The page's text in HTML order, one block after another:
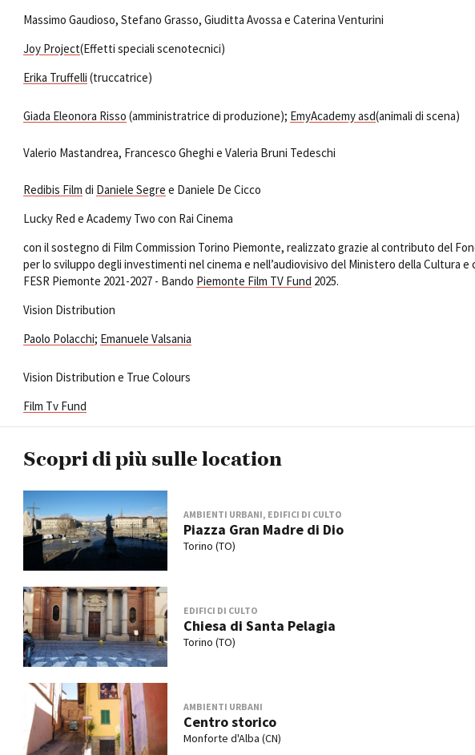
Massimo Gaudioso, Stefano Grasso, Giuditta Avossa e Caterina Venturini
Joy Project(Effetti speciali scenotecnici)
Erika Truffelli (truccatrice)
Giada Eleonora Risso (amministratrice di produzione); EmyAcademy asd(animali di scena)
Valerio Mastandrea, Francesco Gheghi e Valeria Bruni Tedeschi
Redibis Film di Daniele Segre e Daniele De Cicco
Lucky Red e Academy Two con Rai Cinema
con il sostegno di Film Commission Torino Piemonte, realizzato grazie al contributo del
per lo sviluppo degli investimenti nel cinema e nell’audiovisivo del Ministero della Cultura e
FESR Piemonte 2021-2027 - Bando Piemonte Film TV Fund 2025.
Vision Distribution
Paolo Polacchi; Emanuele Valsania
Vision Distribution e True Colours
Film Tv Fund
Scopri di più sulle location
AMBIENTI URBANI, EDIFICI DI CULTO
Piazza Gran Madre di Dio
Torino (TO)
EDIFICI DI CULTO
Chiesa di Santa Pelagia
Torino (TO)
AMBIENTI URBANI
Centro storico
Monforte d'Alba (CN)